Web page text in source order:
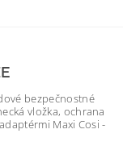
bezpečnostné
vložka, ochrana
Maxi Cosi -